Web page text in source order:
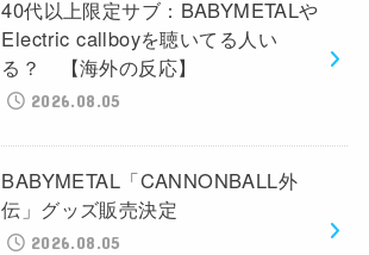
40代以上限定サブ：BABYMETALや
Electric callboyを聴いてる人い
る？ 【海外の反応】
2026.08.05
BABYMETAL「CANNONBALL外
伝」グッズ販売決定
2026.08.05